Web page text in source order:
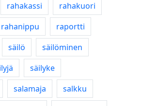
rahakassi
rahakuori
rahanippu
raportti
säilö
säilöminen
säilyke
salamaja
salkku